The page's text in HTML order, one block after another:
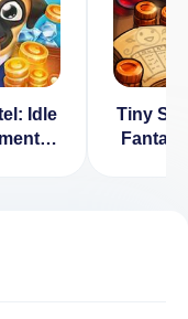
Idle
&
Tiny